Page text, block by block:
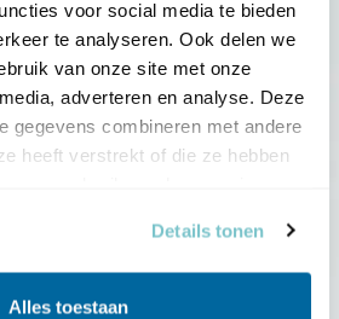
voor social media te bieden
te analyseren. Ook delen we
van onze site met onze
adverteren en analyse. Deze
gegevens combineren met andere
heeft verstrekt of die ze hebben
Details tonen
Alles toestaan